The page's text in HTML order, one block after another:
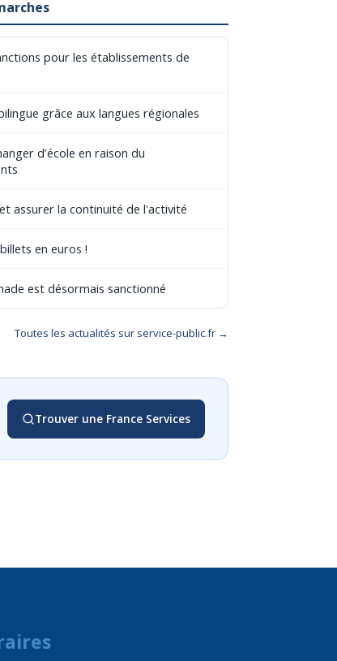
pour les établissements de
grâce aux langues régionales
d’école en raison du
assurer la continuité de l'activité
en euros !
est désormais sanctionné
Toutes les actualités sur service-public.fr →
Trouver une France Services